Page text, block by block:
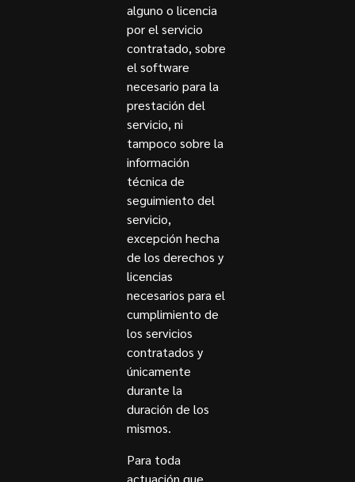
alguno o licencia
por el servicio
contratado, sobre
el software
necesario para la
prestación del
servicio, ni
tampoco sobre la
información
técnica de
seguimiento del
servicio,
excepción hecha
de los derechos y
licencias
necesarios para el
cumplimiento de
los servicios
contratados y
únicamente
durante la
duración de los
mismos.
Para toda
actuación que